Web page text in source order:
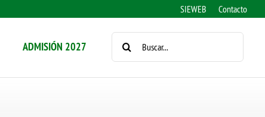
SIEWEB Contacto
ADMISIÓN 2027 BUSCAR: